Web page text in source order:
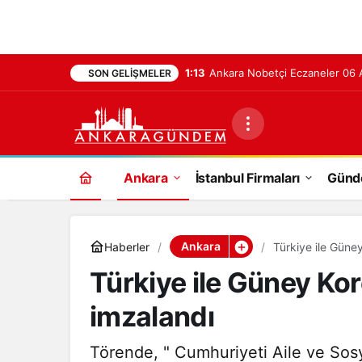
SON GELIŞMELER 1:13 Ankara Nobetçi Eczaneler 06
Ankara İstanbul Firmaları
Haberler Ankara Türkiye ile
Türkiye ile Güney
imzalandı
Törende, " Cumhuriyeti Aile ve